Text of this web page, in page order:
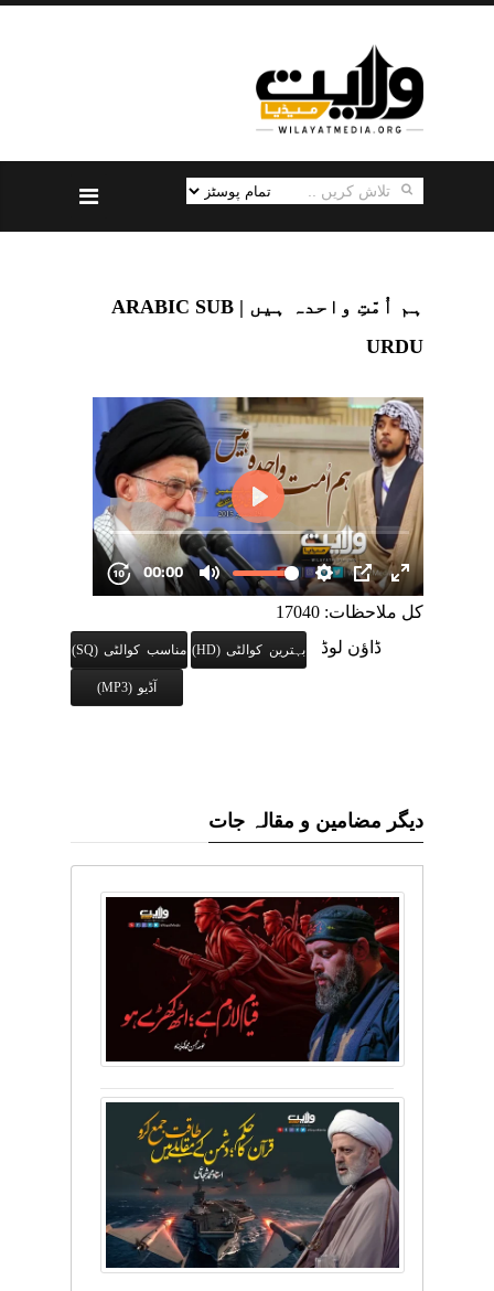
ہم اُمّتِ واحدہ ہیں | ARABIC SUB
URDU
کل ملاحظات: 17040
ڈاؤن لوڈ
بہترین کوالٹی (HD) مناسب کوالٹی (SQ)
آڈیو (MP3)
دیگر مضامین و مقالہ جات